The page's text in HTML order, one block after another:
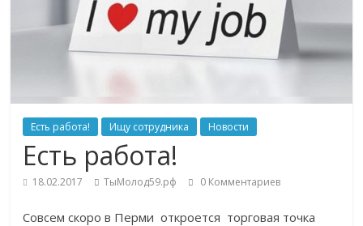
Есть работа! Ищу сотрудника Новости
Есть работа!
18.02.2017 ТыМолод59.рф 0 Комментариев
Совсем скоро в Перми откроется торговая точка